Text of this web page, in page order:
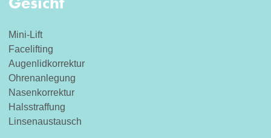
Mini-Lift
Facelifting
Augenlidkorrektur
Ohrenanlegung
Nasenkorrektur
Halsstraffung
Linsenaustausch